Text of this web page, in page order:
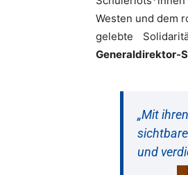
Westen und dem
gelebte
Generaldirektor-
„Mit
und